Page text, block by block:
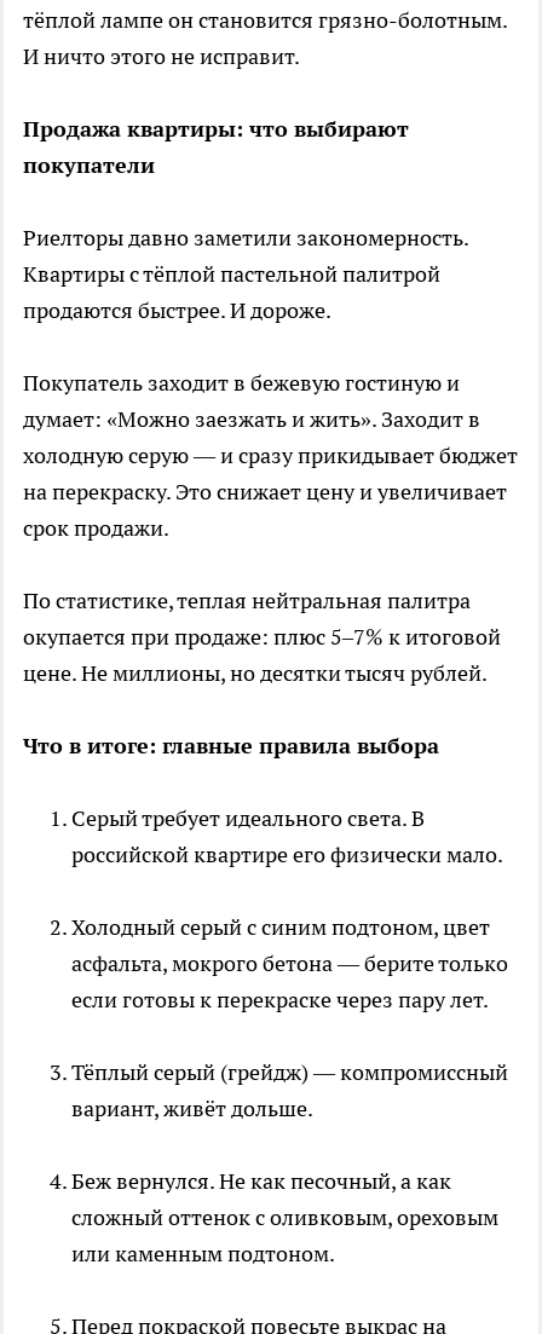
тёплой лампе он становится грязно-болотным.
И ничто этого не исправит.
Продажа квартиры: что выбирают
покупатели
Риелторы давно заметили закономерность.
Квартиры с тёплой пастельной палитрой
продаются быстрее. И дороже.
Покупатель заходит в бежевую гостиную и
думает: «Можно заезжать и жить». Заходит в
холодную серую — и сразу прикидывает бюджет
на перекраску. Это снижает цену и увеличивает
срок продажи.
По статистике, теплая нейтральная палитра
окупается при продаже: плюс 5–7% к итоговой
цене. Не миллионы, но десятки тысяч рублей.
Что в итоге: главные правила выбора
Серый требует идеального света. В
российской квартире его физически мало.
Холодный серый с синим подтоном, цвет
асфальта, мокрого бетона — берите только
если готовы к перекраске через пару лет.
Тёплый серый (грейдж) — компромиссный
вариант, живёт дольше.
Беж вернулся. Не как песочный, а как
сложный оттенок с оливковым, ореховым
или каменным подтоном.
Перед покраской повесьте выкрас на